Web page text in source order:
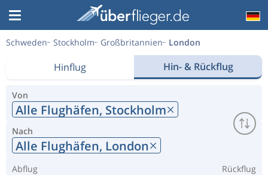
Schweden Stockholm Großbritannien London
Hinflug Hin- & Rückflug
Von
Alle Flughäfen, Stockholm
Nach
Alle Flughäfen, London
Abflug Rückflug